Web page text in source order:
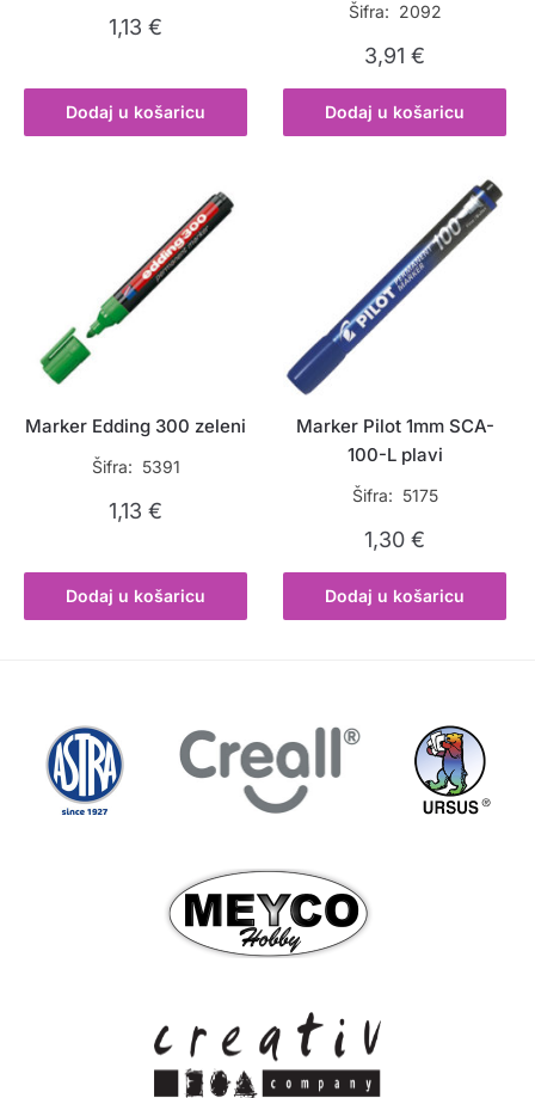
1,13€
Dodaj u košaricu
Šifra: 2092
3,91€
Dodaj u košaricu
Marker Edding 300 zeleni
Šifra: 5391
1,13€
Dodaj u košaricu
Marker Pilot 1mm SCA-
100-L plavi
Šifra: 5175
1,30€
Dodaj u košaricu